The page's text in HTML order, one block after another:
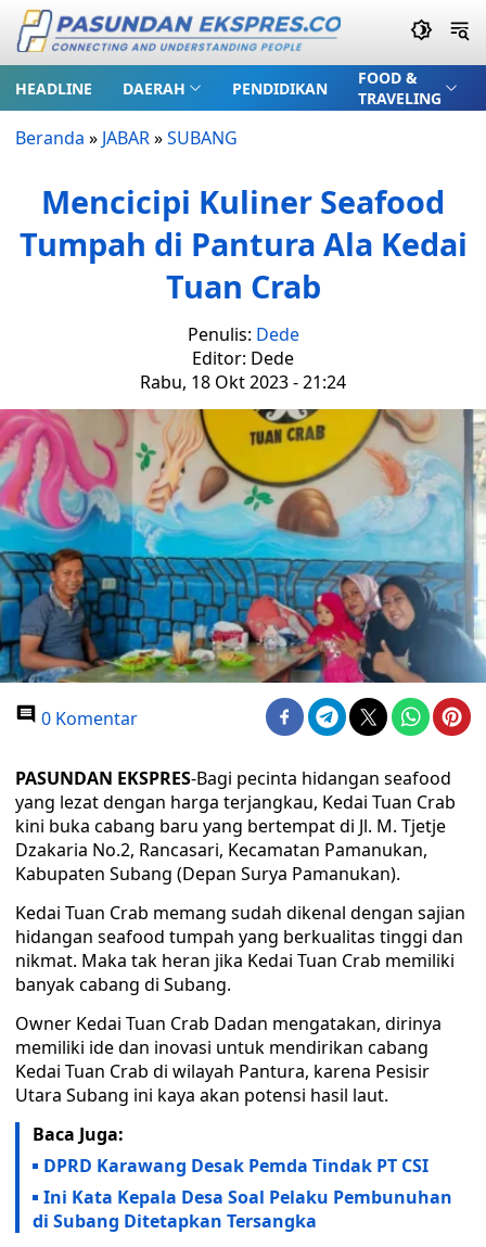
HEADLINE DAERAH PENDIDIKAN
FOOD &
TRAVELING
Beranda » JABAR»SUBANG
Mencicipi Kuliner Seafood
Tumpah di Pantura Ala Kedai
Tuan Crab
Penulis: Dede
Editor: Dede
Rabu, 18 Okt 2023 - 21:24
0 Komentar
PASUNDAN EKSPRES-Bagi pecinta hidangan seafood
yang lezat dengan harga terjangkau, Kedai Tuan Crab
kini buka cabang baru yang bertempat di Jl. M. Tjetje
Dzakaria No.2, Rancasari, Kecamatan Pamanukan,
Kabupaten Subang (Depan Surya Pamanukan).
Kedai Tuan Crab memang sudah dikenal dengan sajian
hidangan seafood tumpah yang berkualitas tinggi dan
nikmat. Maka tak heran jika Kedai Tuan Crab memiliki
banyak cabang di Subang.
Owner Kedai Tuan Crab Dadan mengatakan, dirinya
memiliki ide dan inovasi untuk mendirikan cabang
Kedai Tuan Crab di wilayah Pantura, karena Pesisir
Utara Subang ini kaya akan potensi hasil laut.
Baca Juga:
DPRD Karawang Desak Pemda Tindak PT CSI
Ini Kata Kepala Desa Soal Pelaku Pembunuhan
di Subang Ditetapkan Tersangka